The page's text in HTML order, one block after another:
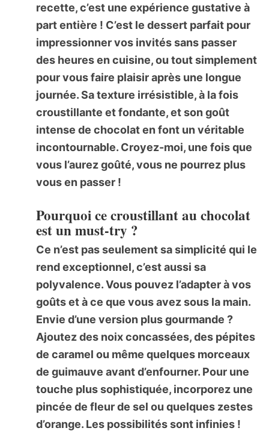
recette, c’est une expérience gustative à
part entière ! C’est le dessert parfait pour
impressionner vos invités sans passer
des heures en cuisine, ou tout simplement
pour vous faire plaisir après une longue
journée. Sa texture irrésistible, à la fois
croustillante et fondante, et son goût
intense de chocolat en font un véritable
incontournable. Croyez-moi, une fois que
vous l’aurez goûté, vous ne pourrez plus
vous en passer !
Pourquoi ce croustillant au chocolat
est un must-try ?
Ce n’est pas seulement sa simplicité qui le
rend exceptionnel, c’est aussi sa
polyvalence. Vous pouvez l’adapter à vos
goûts et à ce que vous avez sous la main.
Envie d’une version plus gourmande ?
Ajoutez des noix concassées, des pépites
de caramel ou même quelques morceaux
de guimauve avant d’enfourner. Pour une
touche plus sophistiquée, incorporez une
pincée de fleur de sel ou quelques zestes
d’orange. Les possibilités sont infinies !